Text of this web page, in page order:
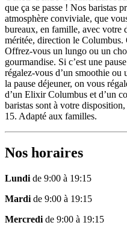
que ça se passe ! Nos baristas
atmosphère conviviale, que
bureaux, en famille, avec votre
méritée, direction le Columbus.
Offrez-vous un lungo ou un
gourmandise. Si c’est une
régalez-vous d’un smoothie ou
la pause déjeuner, on vous
d’un Elixir Columbus et d’un
baristas sont à votre
15. Adapté aux familles.
Nos horaires
Lundi de 9:00 à 19:15
Mardi de 9:00 à 19:15
Mercredi de 9:00 à 19:15